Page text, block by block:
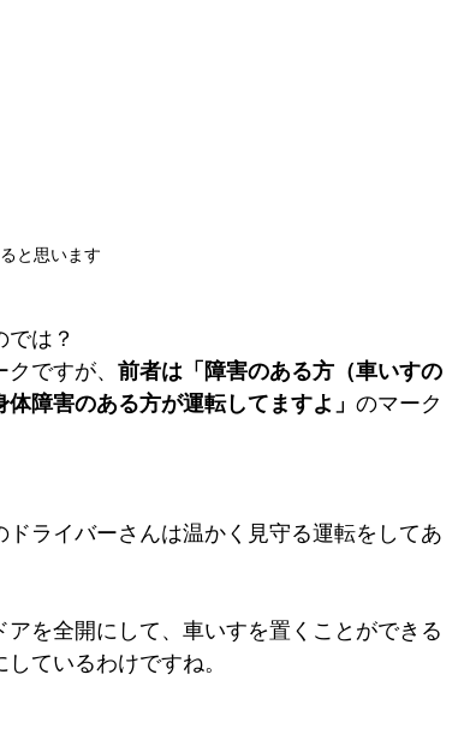
と思います
は？
ですが、 前者は「障害のある方（車いすの
障害のある方が運転してますよ」 のマーク
ライバーさんは温かく見守る運転をしてあ
を全開にして、車いすを置くことができる
ているわけですね。